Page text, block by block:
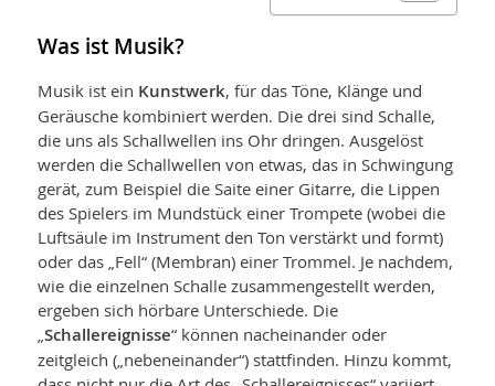
Was ist Musik?
Musik ist ein Kunstwerk, für das Töne, Klänge und
Geräusche kombiniert werden. Die drei sind Schalle,
die uns als Schallwellen ins Ohr dringen. Ausgelöst
werden die Schallwellen von etwas, das in Schwingung
gerät, zum Beispiel die Saite einer Gitarre, die Lippen
des Spielers im Mundstück einer Trompete (wobei die
Luftsäule im Instrument den Ton verstärkt und formt)
oder das „Fell“ (Membran) einer Trommel. Je nachdem,
wie die einzelnen Schalle zusammengestellt werden,
ergeben sich hörbare Unterschiede. Die
„Schallereignisse“ können nacheinander oder
zeitgleich („nebeneinander“) stattfinden. Hinzu kommt,